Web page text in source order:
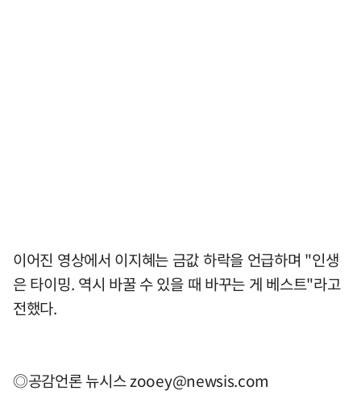
이어진 영상에서 이지혜는 금값 하락을 언급하며 "인생
은 타이밍. 역시 바꿀 수 있을 때 바꾸는 게 베스트"라고
전했다.
◎공감언론 뉴시스zooey@newsis.com